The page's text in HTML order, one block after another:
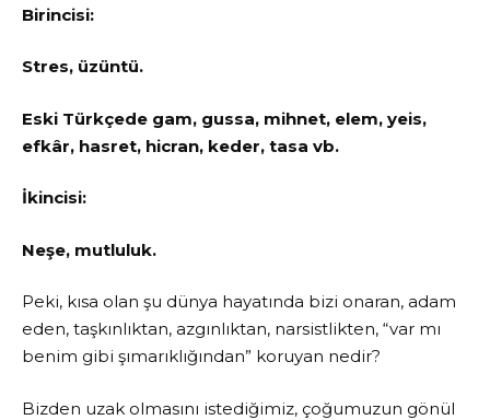
Birincisi:
Stres, üzüntü.
Eski Türkçede gam, gussa, mihnet, elem, yeis,
efkâr, hasret, hicran, keder, tasa vb.
İkincisi:
Neşe, mutluluk.
Peki, kısa olan şu dünya hayatında bizi onaran, adam
eden, taşkınlıktan, azgınlıktan, narsistlikten, “var mı
benim gibi şımarıklığından” koruyan nedir?
Bizden uzak olmasını istediğimiz, çoğumuzun gönül